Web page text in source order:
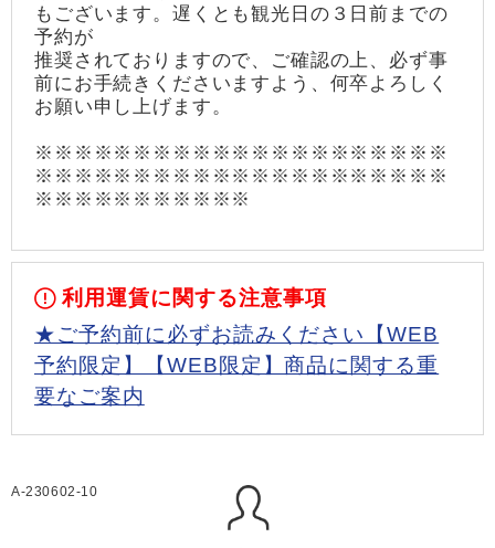
もございます。遅くとも観光日の３日前までの
予約が
推奨されておりますので、ご確認の上、必ず事
前にお手続きくださいますよう、何卒よろしく
お願い申し上げます。
※※※※※※※※※※※※※※※※※※※※※
※※※※※※※※※※※※※※※※※※※※※
※※※※※※※※※※※
利用運賃に関する注意事項
★ご予約前に必ずお読みください【WEB
予約限定】【WEB限定】商品に関する重
要なご案内
A-230602-10